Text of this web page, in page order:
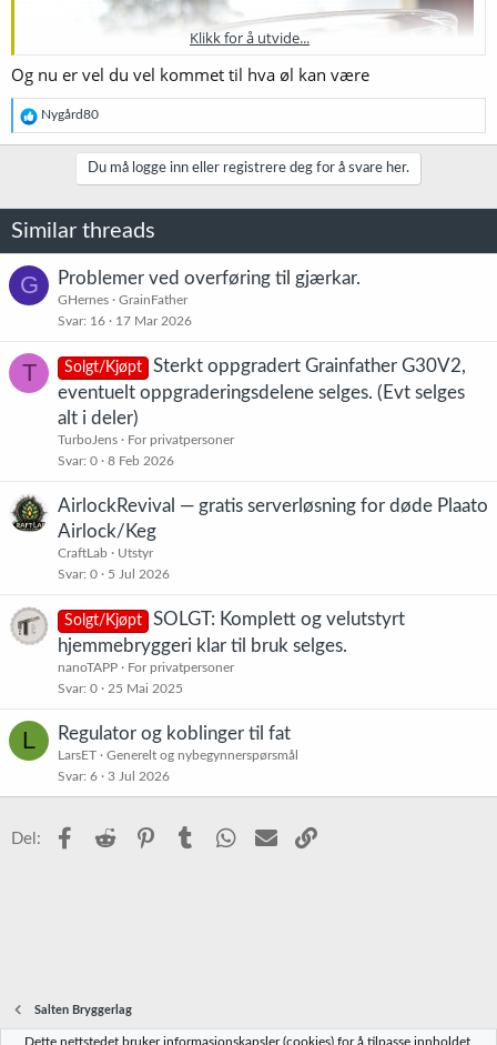
Smakte meget bra.
Sent fra min SM-G935F via Tapatalk
Klikk for å utvide...
Og nu er vel du vel kommet til hva øl kan være
R
e
a
n
e
r
Nygård80
Du må logge inn eller registrere deg for å svare her.
Similar threads
G Problemer ved overføring til gjærkar.
GHernes
GrainFather
Svar 16 17 Mar 2026
T Solgt/Kjøpt
Sterkt oppgradert Grainfather G30V2,
eventuelt oppgraderingsdelene selges. (Evt selges
alt i deler)
TurboJens
For privatpersoner
Svar 0 8 Feb 2026
AirlockRevival — gratis serverløsning for døde Plaato
Airlock/Keg
CraftLab
Utstyr
Svar 0 5 Jul 2026
Solgt/Kjøpt
SOLGT: Komplett og velutstyrt
hjemmebryggeri klar til bruk selges.
nanoTAPP
For privatpersoner
Svar 0 25 Mai 2025
L Regulator og koblinger til fat
LarsET
Generelt og nybegynnerspørsmål
Svar 6 3 Jul 2026
Del: Facebook
Reddit PinterestTumblr WhatsApp
E-post
Salten Bryggerlag
Dette nettstedet bruker informasjonskapsler (cookies) for å tilpasse innholdet,